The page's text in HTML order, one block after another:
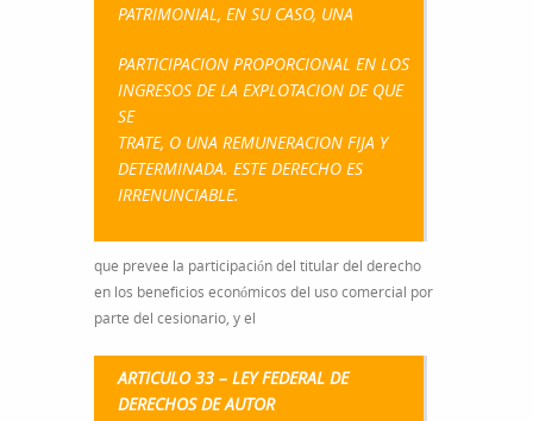
PATRIMONIAL, EN SU CASO, UNA
PARTICIPACION PROPORCIONAL EN LOS
INGRESOS DE LA EXPLOTACION DE QUE
SE
TRATE, O UNA REMUNERACION FIJA Y
DETERMINADA. ESTE DERECHO ES
IRRENUNCIABLE.
que prevee la participación del titular del derecho
en los beneficios económicos del uso comercial por
parte del cesionario, y el
ARTICULO 33 – LEY FEDERAL DE
DERECHOS DE AUTOR